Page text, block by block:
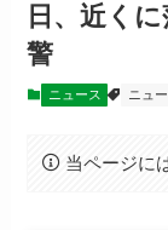
日、近く
警
ニュース ニュ
当ページに